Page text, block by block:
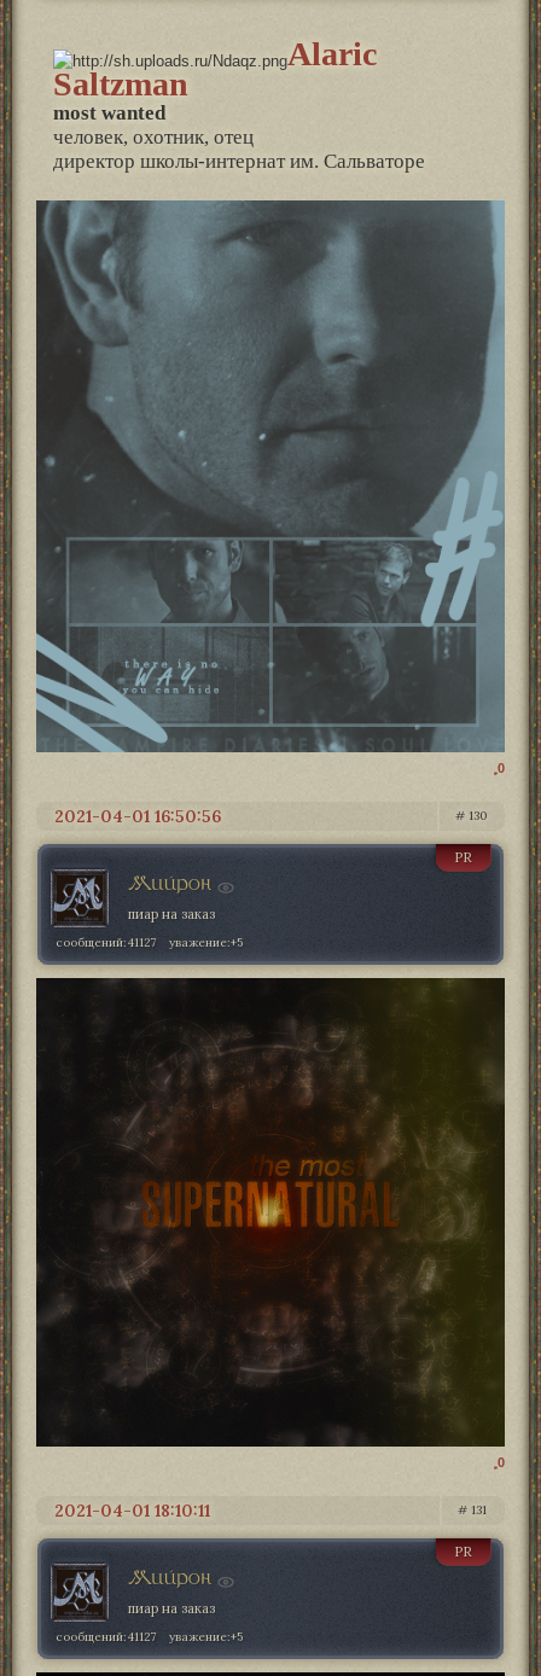
Alaric
Saltzman
most wanted
человек, охотник, отец
директор школы-интернат им. Сальваторе
0
130
2021-04-01 16:50:56
Мийрон
PR
пиар на заказ
сообщений:41127 уважение:+5
0
131
2021-04-01 18:10:11
Мийрон
PR
пиар на заказ
сообщений:41127 уважение:+5